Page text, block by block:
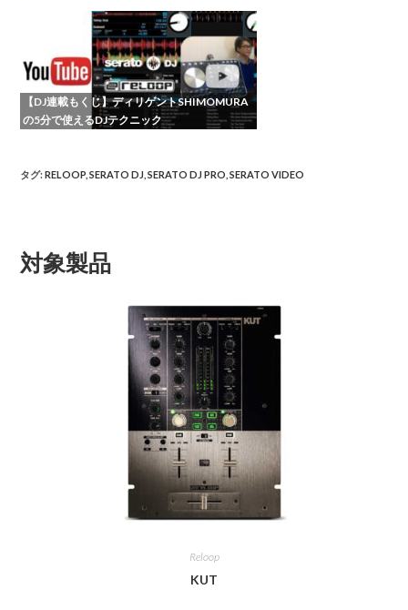
【DJ連載もくじ】ディリゲントSHIMOMURA
の5分で使えるDJテクニック
タグ:RELOOP SERATO DJ SERATO DJ PRO SERATO VIDEO
対象製品
Reloop
KUT